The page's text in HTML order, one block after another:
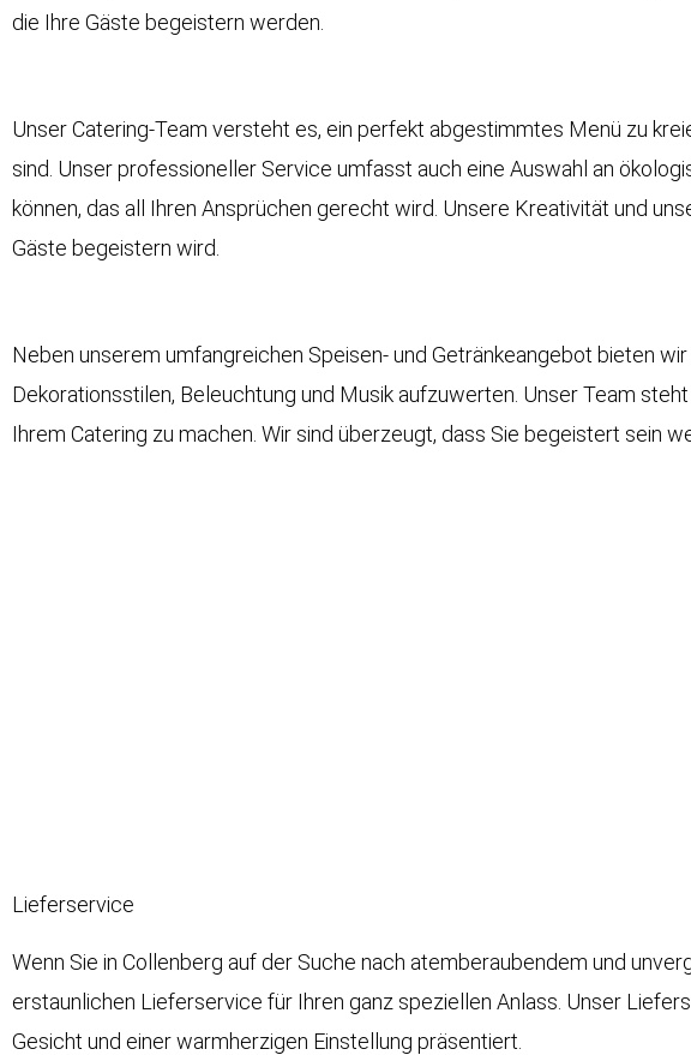
die Ihre Gäste begeistern werden.
Unser Catering-Team versteht es, ein perfekt abgestimmtes Menü zu
sind. Unser professioneller Service umfasst auch eine Auswahl an
können, das all Ihren Ansprüchen gerecht wird. Unsere Kreativität und
Gäste begeistern wird.
Neben unserem umfangreichen Speisen- und Getränkeangebot bieten
Dekorationsstilen, Beleuchtung und Musik aufzuwerten. Unser Team
Ihrem Catering zu machen. Wir sind überzeugt, dass Sie begeistert sein
Lieferservice
Wenn Sie in Collenberg auf der Suche nach atemberaubendem und
erstaunlichen Lieferservice für Ihren ganz speziellen Anlass. Unser
Gesicht und einer warmherzigen Einstellung präsentiert.